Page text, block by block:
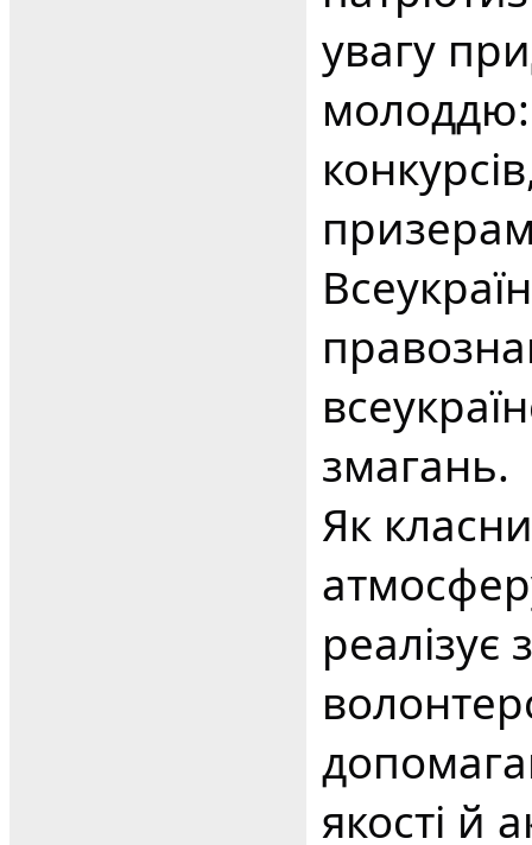
увагу
молоддю:
змагань.
Як
реалізує
якості й